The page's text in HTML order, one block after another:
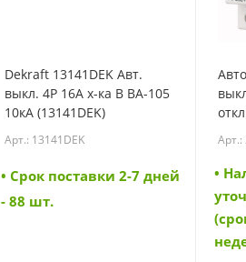
Dekraft 13141DEK Авт.
выкл. 4P 16A х-ка B ВА-105
10кА (13141DEK)
Арт.: 13141DEK
• Cрок поставки 2-7 дней
- 88 шт.
Арт.:
•